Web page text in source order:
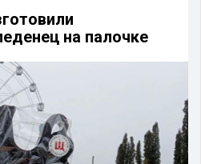
на палочке